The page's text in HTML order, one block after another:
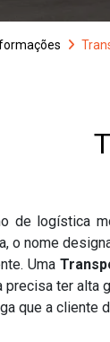
de logística
o nome
Uma
precisa ter alta
que a cliente